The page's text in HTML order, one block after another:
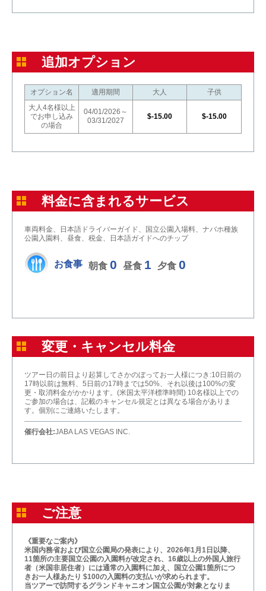
追加オプション
オプション名 適用期間 大人
子供
大人4名様以上
でお申し込み
の場合
04/01/2026～
03/31/2027
$-15.00 $-15.00
料金に含まれるサービス
車両料金、日本語ドライバーガイド、国立公園入場料、ナバホ種族
公園入園料、昼食、税金、日本語ガイドへのチップ
お食事 朝食 0 昼食 1 夕食 0
変更・キャンセル料金
ツアー日の前日より起算してさかのぼってお一人様につき:10日前の
17時以前は無料、5日前の17時までは50%、それ以後は100%の変
更・取消料金がかかります。(米国太平洋標準時間) 10名様以上での
ご参加の場合は、記載のキャンセル規定とは異なる場合がありま
す。個別にご連絡いたします。
催行会社:JABA LAS VEGAS INC.
ご注意
《重要なご案内》
米国内務省および国立公園局の発表により、2026年1月1日以降、
11箇所の主要国立公園の入園料が改定され、16歳以上の外国人旅行
者（米国非居住者）には通常の入園料に加え、国立公園1箇所につ
きお一人様あたり $100の入園料の支払いが求められます。
当ツアーで訪問するグランドキャニオン国立公園が対象となりま